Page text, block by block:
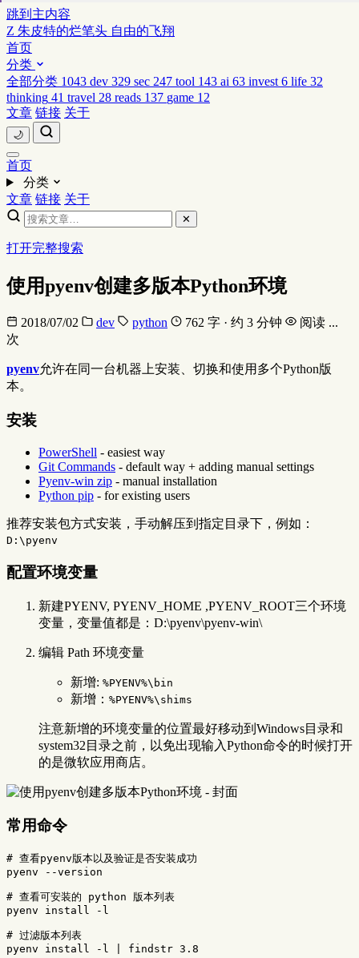
跳到主内容
Z 朱皮特的烂笔头 自由的飞翔
首页
分类
全部分类 1043 dev 329 sec 247 tool 143 ai 63 invest 6 life 32
thinking 41 travel 28 reads 137 game 12
文章 链接 关于
🌙
首页
分类
文章 链接 关于
✕
打开完整搜索
使用pyenv创建多版本Python环境
2018/07/02 dev python 762 字 · 约 3 分钟 阅读 ...
次
pyenv允许在同一台机器上安装、切换和使用多个Python版
本。
安装
PowerShell - easiest way
Git Commands - default way + adding manual settings
Pyenv-win zip - manual installation
Python pip - for existing users
推荐安装包方式安装，手动解压到指定目录下，例如：
D:\pyenv
配置环境变量
新建PYENV, PYENV_HOME ,PYENV_ROOT三个环境
变量，变量值都是：D:\pyenv\pyenv-win\
编辑 Path 环境变量
新增: %PYENV%\bin
新增： %PYENV%\shims
注意新增的环境变量的位置最好移动到Windows目录和
system32目录之前，以免出现输入Python命令的时候打开
的是微软应用商店。
常用命令
# 查看pyenv版本以及验证是否安装成功
pyenv
--version
# 查看可安装的 python 版本列表
pyenv install -l
# 过滤版本列表
pyenv install -l | findstr 3.8